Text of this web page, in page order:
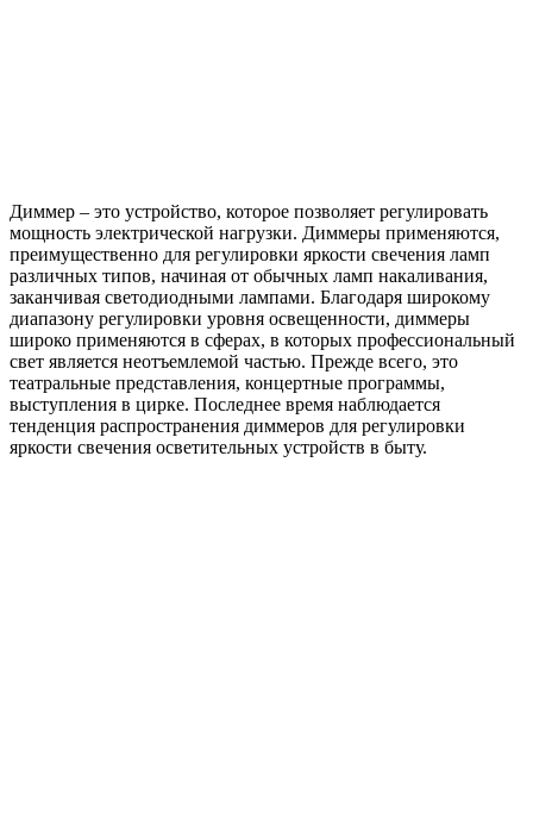
Диммер – это устройство, которое позволяет регулировать
мощность электрической нагрузки. Диммеры применяются,
преимущественно для регулировки яркости свечения ламп
различных типов, начиная от обычных ламп накаливания,
заканчивая светодиодными лампами. Благодаря широкому
диапазону регулировки уровня освещенности, диммеры
широко применяются в сферах, в которых профессиональный
свет является неотъемлемой частью. Прежде всего, это
театральные представления, концертные программы,
выступления в цирке. Последнее время наблюдается
тенденция распространения диммеров для регулировки
яркости свечения осветительных устройств в быту.